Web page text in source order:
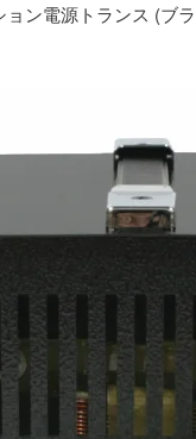
ン電源トランス (ブ